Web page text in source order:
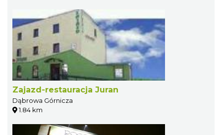
Zajazd-restauracja Juran
Dąbrowa Górnicza
1.84 km